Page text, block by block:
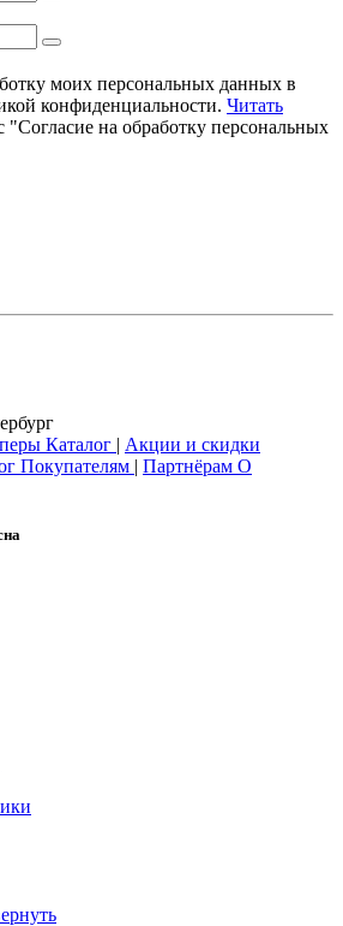
моих персональных данных в
конфиденциальности. Читать
"Согласие на обработку персональных
Каталог | Акции и скидки
Покупателям | Партнёрам О